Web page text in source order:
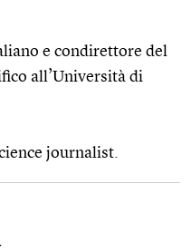
e condirettore del
all’Università di
journalist.